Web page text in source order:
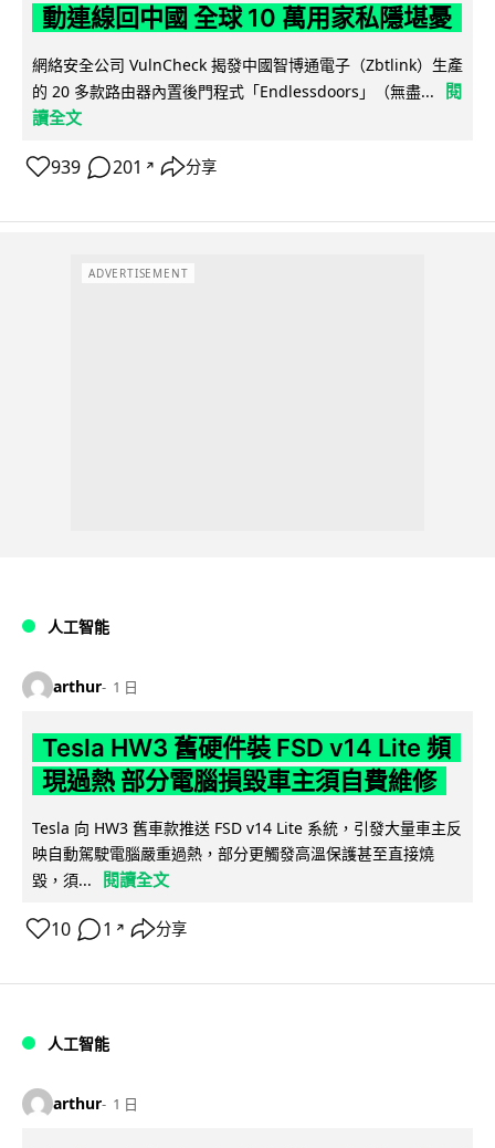
動連線回中國 全球 10 萬用家私隱堪憂
網絡安全公司 VulnCheck 揭發中國智博通電子（Zbtlink）生產
的 20 多款路由器內置後門程式「Endlessdoors」（無盡...
閱
讀全文
939 201 ↗ 分享
ADVERTISEMENT
人工智能
arthur 1 日
Tesla HW3 舊硬件裝 FSD v14 Lite 頻
現過熱 部分電腦損毀車主須自費維修
Tesla 向 HW3 舊車款推送 FSD v14 Lite 系統，引發大量車主反
映自動駕駛電腦嚴重過熱，部分更觸發高溫保護甚至直接燒
毀，須...
閱讀全文
10 1 ↗ 分享
人工智能
arthur 1 日